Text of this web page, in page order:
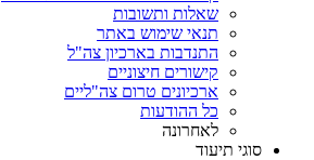
שאלות ותשובות
תנאי שימוש באתר
התנדבות בארכיון צה"ל
קישורים חיצוניים
ארכיונים טרום צה"ליים
כל ההודעות
לאחרונה
סוגי תיעוד